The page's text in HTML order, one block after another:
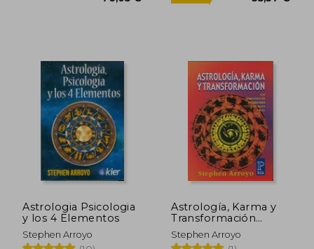
5%
dcto.
Astrologia Psicologia
y los 4 Elementos
Stephen Arroyo
Astrología, Karma y
Transformación
(Pronostico
Stephen Arroyo